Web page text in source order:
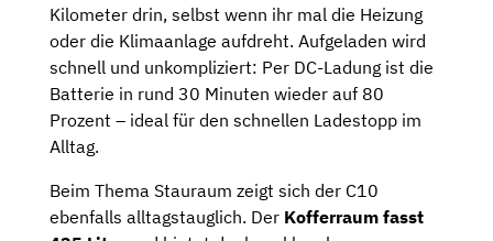
Kilometer drin, selbst wenn ihr mal die Heizung
oder die Klimaanlage aufdreht. Aufgeladen wird
schnell und unkompliziert: Per DC-Ladung ist die
Batterie in rund 30 Minuten wieder auf 80
Prozent – ideal für den schnellen Ladestopp im
Alltag.
Beim Thema Stauraum zeigt sich der C10
ebenfalls alltagstauglich. Der Kofferraum fasst